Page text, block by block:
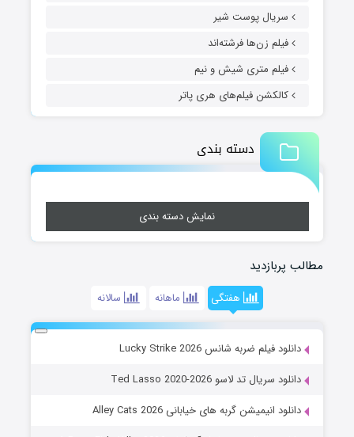
سریال پوست شیر
فیلم زن‌ها فرشته‌اند
فیلم متری شیش و نیم
کالکشن فیلم‌های هری پاتر
دسته بندی
نمایش دسته بندی
مطالب پربازدید
هفتگی ماهانه سالانه
دانلود فیلم ضربه شانس Lucky Strike 2026
دانلود سریال تد لاسو Ted Lasso 2020-2026
دانلود انیمیشن گربه های خیابانی Alley Cats 2026